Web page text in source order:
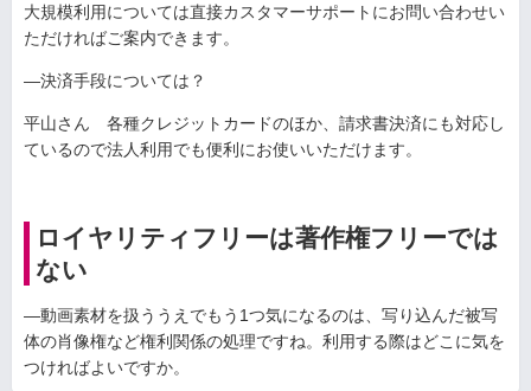
大規模利用については直接カスタマーサポートにお問い合わせい
ただければご案内できます。
—決済手段については？
平山さん 各種クレジットカードのほか、請求書決済にも対応し
ているので法人利用でも便利にお使いいただけます。
ロイヤリティフリーは著作権フリーでは
ない
—動画素材を扱ううえでもう1つ気になるのは、写り込んだ被写
体の肖像権など権利関係の処理ですね。利用する際はどこに気を
つければよいですか。